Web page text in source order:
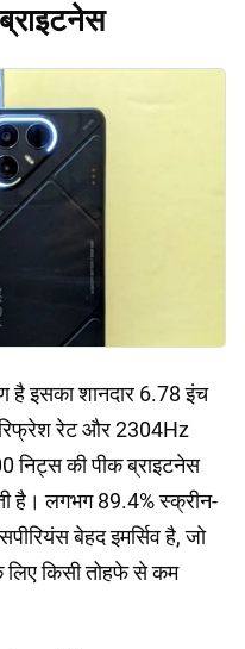
है इसका शानदार 6.78 इंच
रेट और 2304Hz
निट्स की पीक ब्राइटनेस
है। लगभग 89.4% स्क्रीन-
बेहद इमर्सिव है, जो
लिए किसी तोहफे से कम